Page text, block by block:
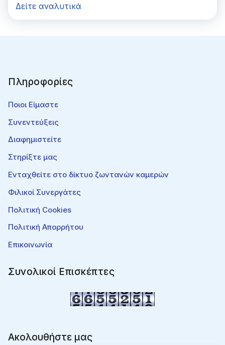
Δείτε αναλυτικά
Πληροφορίες
Ποιοι Είμαστε
Συνεντεύξεις
Διαφημιστείτε
Στηρίξτε μας
Ενταχθείτε στο δίκτυο ζωντανών καμερών
Φιλικοί Συνεργάτες
Πολιτική Cookies
Πολιτική Απορρήτου
Επικοινωνία
Συνολικοί Επισκέπτες
Ακολουθήστε μας